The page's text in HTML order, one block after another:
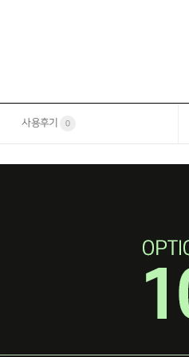
사용후기 0